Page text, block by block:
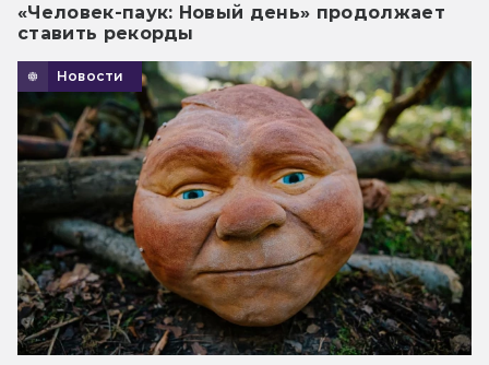
«Человек-паук: Новый день» продолжает
ставить рекорды
Новости